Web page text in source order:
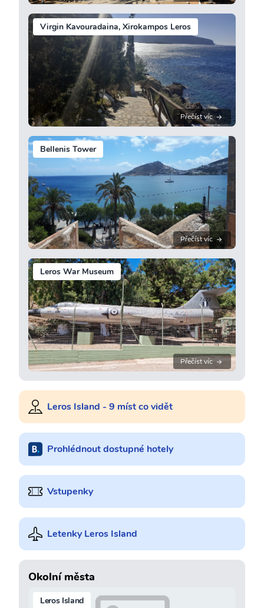
Virgin Kavouradaina, Xirokampos Leros
Přečíst víc
Bellenis Tower
Přečíst víc
Leros War Museum
Přečíst víc
Leros Island - 9 míst co vidět
Prohlédnout dostupné hotely
Vstupenky
Letenky Leros Island
Okolní města
Leros Island